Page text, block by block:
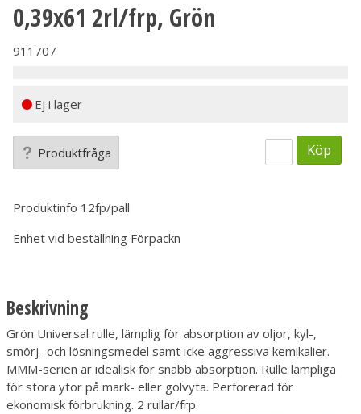
0,39x61 2rl/frp, Grön
911707
Ej i lager
Produktfråga Köp
Produktinfo 12fp/pall
Enhet vid beställning Förpackn
Beskrivning
Grön Universal rulle, lämplig för absorption av oljor, kyl-,
smörj- och lösningsmedel samt icke aggressiva kemikalier.
MMM-serien är idealisk för snabb absorption. Rulle lämpliga
för stora ytor på mark- eller golvyta. Perforerad för
ekonomisk förbrukning. 2 rullar/frp.